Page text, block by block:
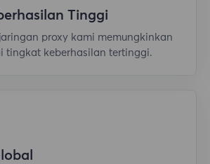
Tinggi
proxy kami memungkinkan
tingkat keberhasilan tertinggi.